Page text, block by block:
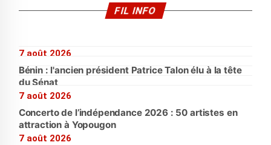
FIL INFO
7 août 2026
Bénin : l'ancien président Patrice Talon élu à la tête
du Sénat
7 août 2026
Concerto de l’indépendance 2026 : 50 artistes en
attraction à Yopougon
7 août 2026